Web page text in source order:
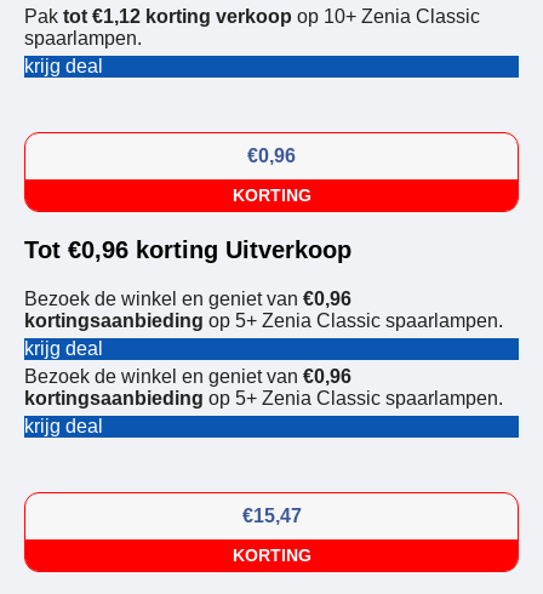
Pak tot €1,12 korting verkoop op 10+ Zenia Classic
spaarlampen.
krijg deal
€0,96
KORTING
Tot €0,96 korting Uitverkoop
Bezoek de winkel en geniet van €0,96
kortingsaanbieding op 5+ Zenia Classic spaarlampen.
krijg deal
Bezoek de winkel en geniet van €0,96
kortingsaanbieding op 5+ Zenia Classic spaarlampen.
krijg deal
€15,47
KORTING